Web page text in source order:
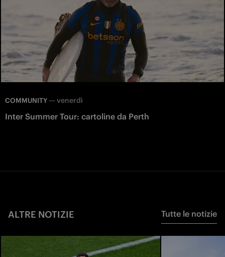
COMMUNITY — venerdì
Inter Summer Tour: cartoline da Perth
ALTRE NOTIZIE Tutte le notizie